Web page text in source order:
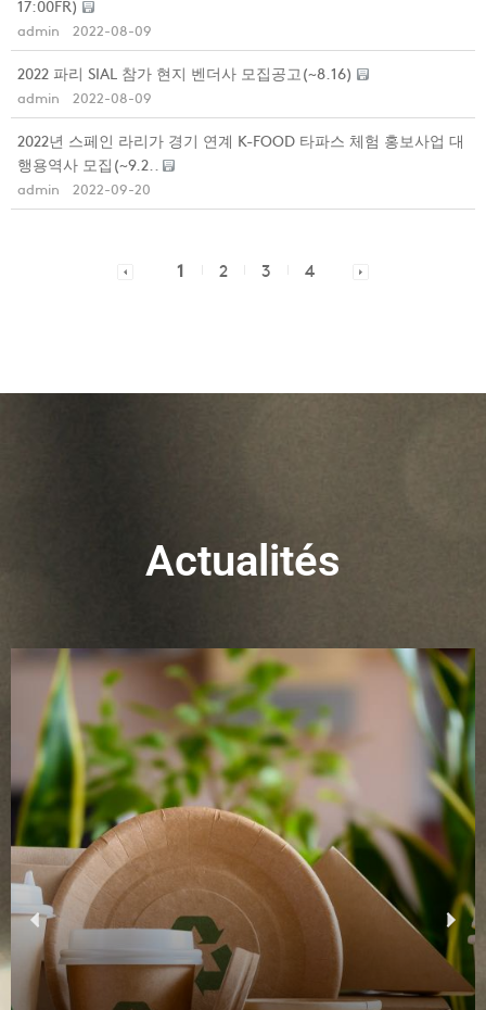
17:00FR)
admin 2022-08-09
2022 파리 SIAL 참가 현지 벤더사 모집공고(~8.16)
admin 2022-08-09
2022년 스페인 라리가 경기 연계 K-FOOD 타파스 체험 홍보사업 대
행용역사 모집(~9.2..
admin 2022-09-20
1 2 3 4
Actualités